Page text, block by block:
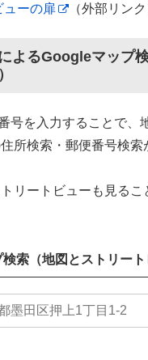
ーの扉 （外部リンク
よるGoogleマップ
号を入力することで、
所検索・郵便番号検索
リートビューも見るこ
索（地図とストリート